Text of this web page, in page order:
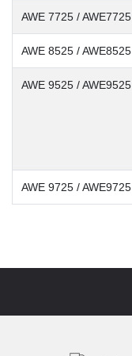
AWE 7725 / AWE7725
AWE 8525 / AWE8525
AWE 9525 / AWE9525
AWE 9725 / AWE9725